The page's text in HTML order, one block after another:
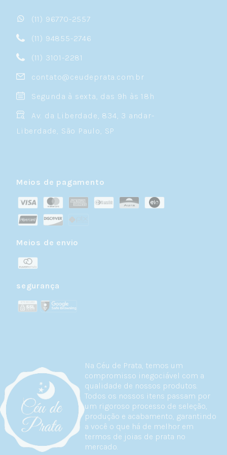
Na Céu de Prata, temos um
compromisso inegociável com a
qualidade de nossos produtos.
Todos os nossos itens passam por
um rigoroso processo de seleção,
produção e acabamento, garantindo
a você o que há de melhor em
termos de joias de prata no
mercado.
(11) 96770-2557
(11) 94855-2746
(11) 3101-2281
contato@ceudeprata.com.br
Segunda à sexta, das 9h às 18h
Av. da Liberdade, 834, 3 andar-
Liberdade, São Paulo, SP
Meios de pagamento
Meios de envio
segurança